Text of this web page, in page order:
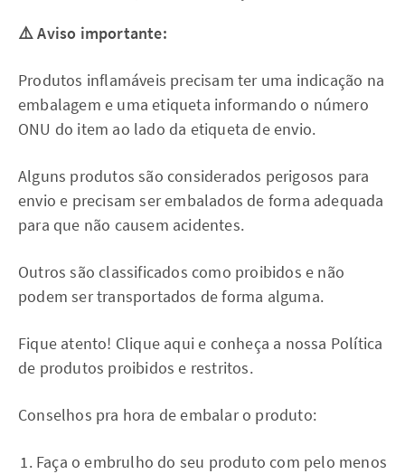
⚠️ Aviso importante:
Produtos inflamáveis precisam ter uma indicação na
embalagem e uma etiqueta informando o número
ONU do item ao lado da etiqueta de envio.
Alguns produtos são considerados perigosos para
envio e precisam ser embalados de forma adequada
para que não causem acidentes.
Outros são classificados como proibidos e não
podem ser transportados de forma alguma.
Fique atento! Clique aqui e conheça a nossa Política
de produtos proibidos e restritos.
Conselhos pra hora de embalar o produto:
Faça o embrulho do seu produto com pelo menos